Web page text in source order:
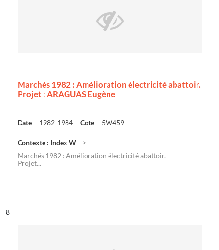
Marchés 1982 : Amélioration électricité abattoir.
Projet : ARAGUAS Eugène
Date 1982-1984 Cote 5W459
Contexte : Index W
Marchés 1982 : Amélioration électricité abattoir.
Projet...
n°
8